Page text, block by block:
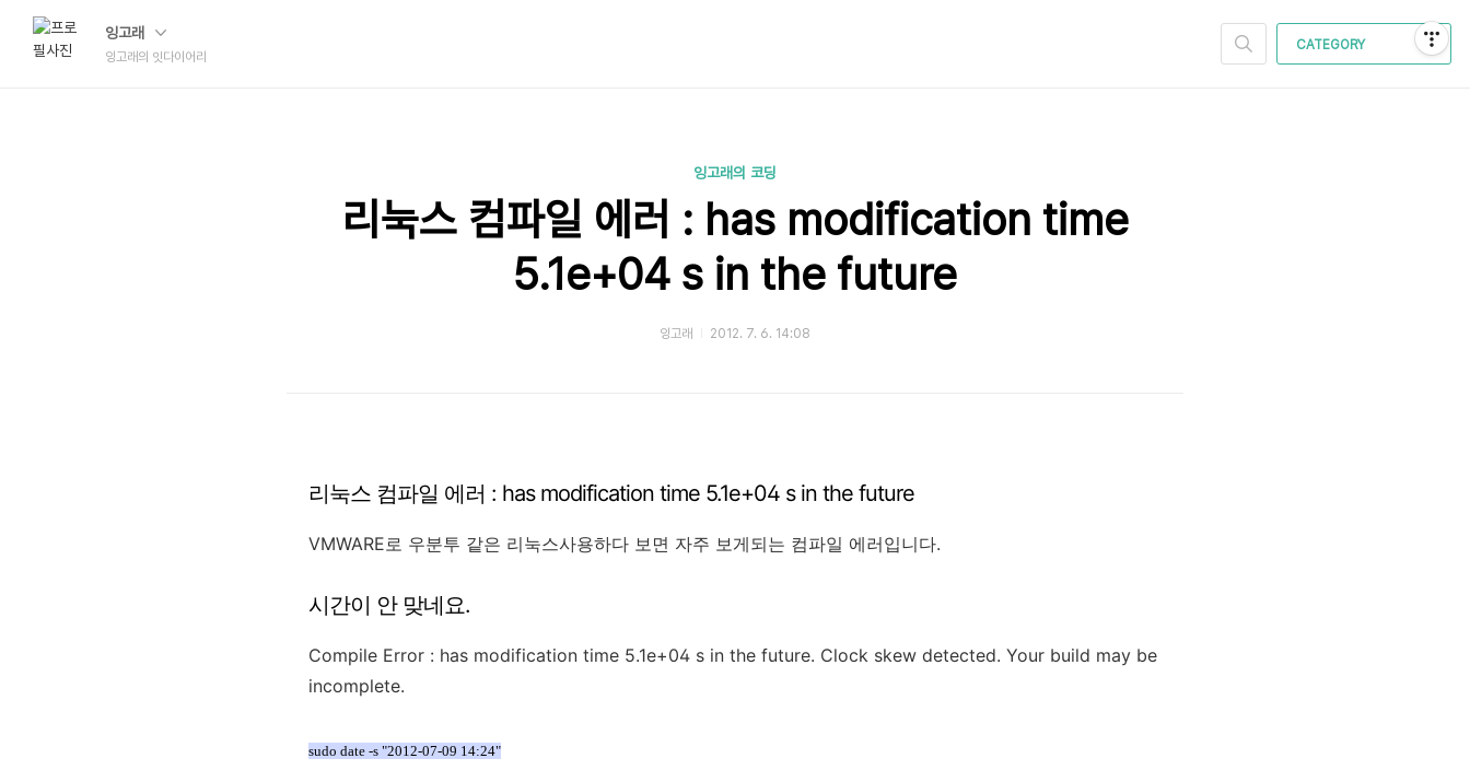
잉고래
잉고래의 잇다이어리
CATEGORY
잉고래의 코딩
리눅스 컴파일 에러 : has modification time
5.1e+04 s in the future
잉고래 2012. 7. 6. 14:08
리눅스 컴파일 에러 : has modification time 5.1e+04 s in the future
VMWARE로 우분투 같은 리눅스사용하다 보면 자주 보게되는 컴파일 에러입니다.
시간이 안 맞네요.
Compile Error : has modification time 5.1e+04 s in the future. Clock skew detected. Your build may be
incomplete.
sudo date -s "2012-07-09 14:24"